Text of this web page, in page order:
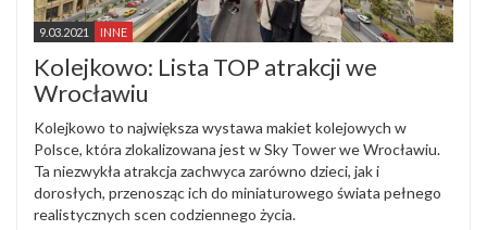
9.03.2021 INNE
Kolejkowo: Lista TOP atrakcji we
Wrocławiu
Kolejkowo to największa wystawa makiet kolejowych w
Polsce, która zlokalizowana jest w Sky Tower we Wrocławiu.
Ta niezwykła atrakcja zachwyca zarówno dzieci, jak i
dorosłych, przenosząc ich do miniaturowego świata pełnego
realistycznych scen codziennego życia.